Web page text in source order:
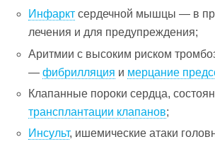
Инфаркт сердечной мышцы — в
лечения и для предупреждения;
Аритмии с высоким риском
—фибрилляция и мерцание
Клапанные пороки сердца,
трансплантации клапанов;
Инсульт, ишемические атаки